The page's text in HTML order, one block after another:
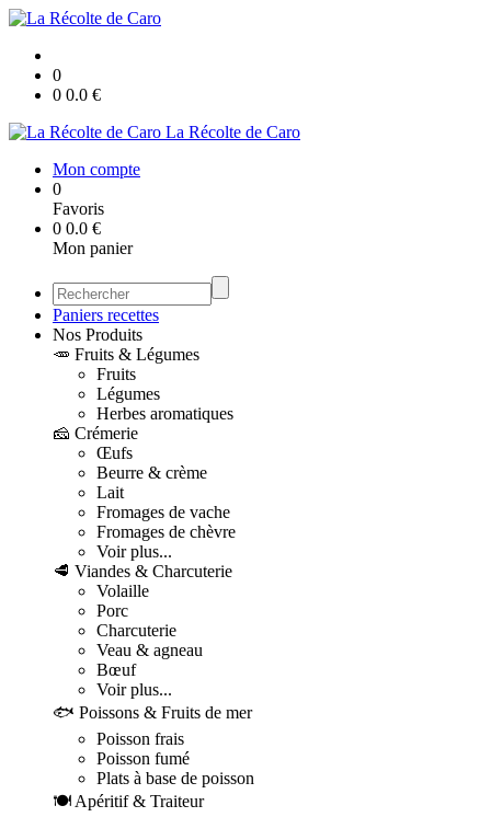
0
0 0.0 €
La Récolte de Caro
Mon compte
0
Favoris
0 0.0 €
Mon panier
Paniers recettes
Nos Produits
🥕 Fruits & Légumes
Fruits
Légumes
Herbes aromatiques
🧀 Crémerie
Œufs
Beurre & crème
Lait
Fromages de vache
Fromages de chèvre
Voir plus...
🥩 Viandes & Charcuterie
Volaille
Porc
Charcuterie
Veau & agneau
Bœuf
Voir plus...
🐟 Poissons & Fruits de mer
Poisson frais
Poisson fumé
Plats à base de poisson
🍽️ Apéritif & Traiteur